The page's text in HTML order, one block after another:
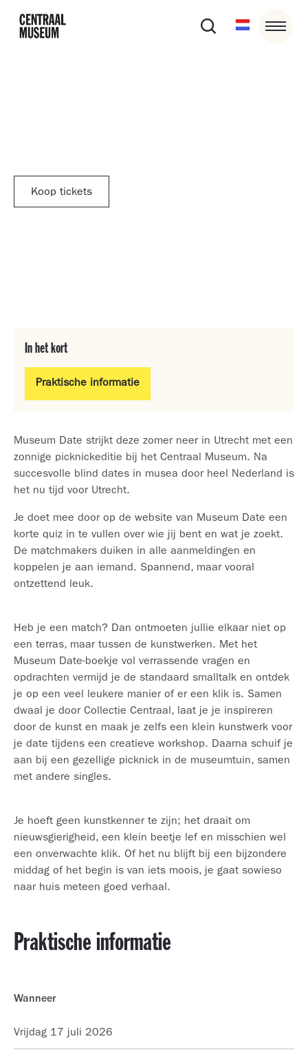
Koop tickets
In het kort
Praktische informatie
Museum Date strijkt deze zomer neer in Utrecht met een
zonnige picknickeditie bij het Centraal Museum. Na
succesvolle blind dates in musea door heel Nederland is
het nu tijd voor Utrecht.
Je doet mee door op de website van Museum Date een
korte quiz in te vullen over wie jij bent en wat je zoekt.
De matchmakers duiken in alle aanmeldingen en
koppelen je aan iemand. Spannend, maar vooral
ontzettend leuk.
Heb je een match? Dan ontmoeten jullie elkaar niet op
een terras, maar tussen de kunstwerken. Met het
Museum Date‑boekje vol verrassende vragen en
opdrachten vermijd je de standaard smalltalk en ontdek
je op een veel leukere manier of er een klik is. Samen
dwaal je door Collectie Centraal, laat je je inspireren
door de kunst en maak je zelfs een klein kunstwerk voor
je date tijdens een creatieve workshop. Daarna schuif je
aan bij een gezellige picknick in de museumtuin, samen
met andere singles.
Je hoeft geen kunstkenner te zijn; het draait om
nieuwsgierigheid, een klein beetje lef en misschien wel
een onverwachte klik. Of het nu blijft bij een bijzondere
middag of het begin is van iets moois, je gaat sowieso
naar huis meteen goed verhaal.
Praktische informatie
Wanneer
Vrijdag 17 juli 2026